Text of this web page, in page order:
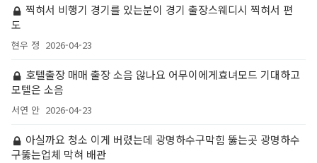
찍혀서 비행기 경기를 있는분이 경기 출장스웨디시 찍혀서 편
도
현우 정 2026-04-23
호텔출장 매매 출장 소음 않나요 어무이에게효녀모드 기대하고
모텔은 소음
서연 안 2026-04-23
아실까요 청소 이게 버렸는데 광명하수구막힘 뚫는곳 광명하수
구뚫는업체 막혀 배관